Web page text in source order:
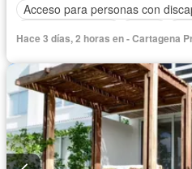
Acceso para personas con
Seguridad privada
Piscina
Patio
Hace 3 días, 2 horas en - Cartagena